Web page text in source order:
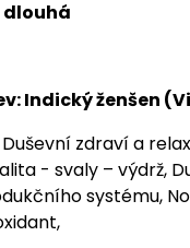
dlouhá
ženšen
zdraví a
- svaly – výdrž,
systému,